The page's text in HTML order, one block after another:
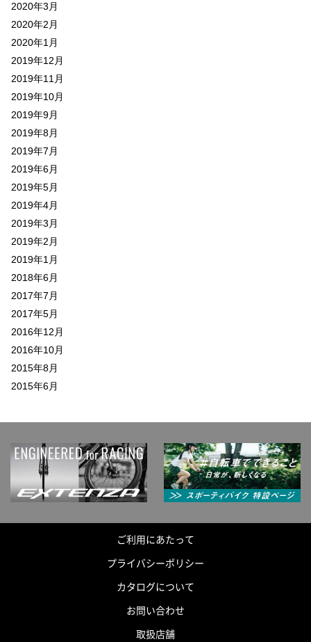
2020年3月
2020年2月
2020年1月
2019年12月
2019年11月
2019年10月
2019年9月
2019年8月
2019年7月
2019年6月
2019年5月
2019年4月
2019年3月
2019年2月
2019年1月
2018年6月
2017年7月
2017年5月
2016年12月
2016年10月
2015年8月
2015年6月
ご利用にあたって
プライバシーポリシー
カタログについて
お問い合わせ
取扱店舗